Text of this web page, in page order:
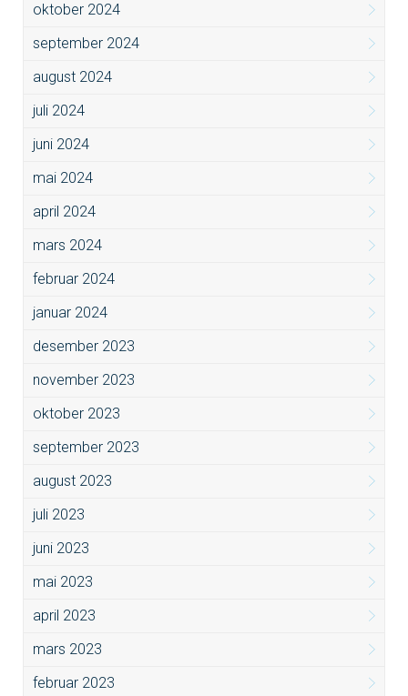
oktober 2024
september 2024
august 2024
juli 2024
juni 2024
mai 2024
april 2024
mars 2024
februar 2024
januar 2024
desember 2023
november 2023
oktober 2023
september 2023
august 2023
juli 2023
juni 2023
mai 2023
april 2023
mars 2023
februar 2023